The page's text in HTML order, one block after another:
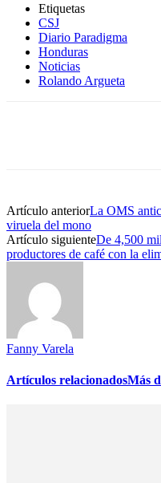
Etiquetas
CSJ
Diario Paradigma
Honduras
Noticias
Rolando Argueta
Artículo anteriorLa OMS
viruela del mono
Artículo siguienteDe 4,500
productores de café con la
Fanny Varela
Artículos relacionadosMás